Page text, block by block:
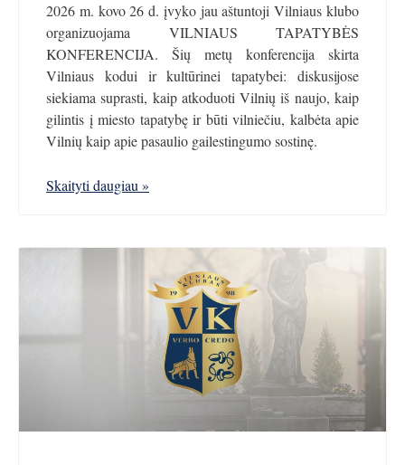
2026 m. kovo 26 d. įvyko jau aštuntoji Vilniaus klubo
organizuojama VILNIAUS TAPATYBĖS
KONFERENCIJA. Šių metų konferencija skirta
Vilniaus kodui ir kultūrinei tapatybei: diskusijose
siekiama suprasti, kaip atkoduoti Vilnių iš naujo, kaip
gilintis į miesto tapatybę ir būti vilniečiu, kalbėta apie
Vilnių kaip apie pasaulio gailestingumo sostinę.
Skaityti daugiau »